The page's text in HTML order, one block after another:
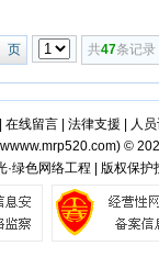
页 共47条记录
在线留言| 法律支援 人
wwww.mrp520.com) ©
·绿色网络工程 | 版权保